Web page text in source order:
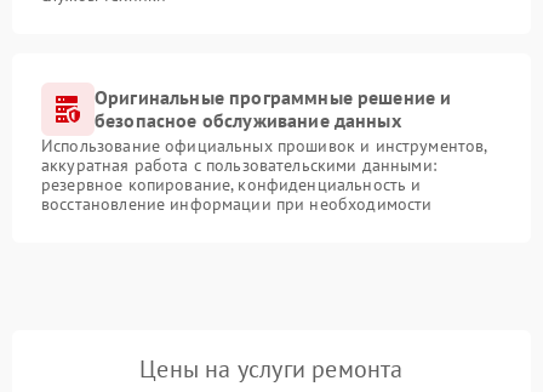
Оригинальные программные решение и
безопасное обслуживание данных
Использование официальных прошивок и инструментов,
аккуратная работа с пользовательскими данными:
резервное копирование, конфиденциальность и
восстановление информации при необходимости
Цены на услуги ремонта